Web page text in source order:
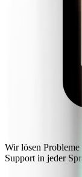
Wir lösen
Support in jeder